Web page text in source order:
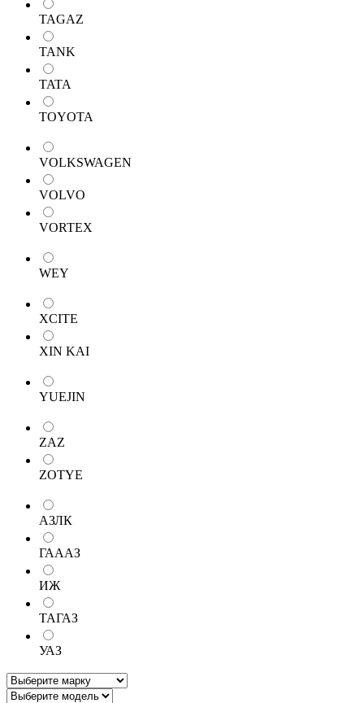
TAGAZ
TANK
TATA
TOYOTA
VOLKSWAGEN
VOLVO
VORTEX
WEY
XCITE
XIN KAI
YUEJIN
ZAZ
ZOTYE
АЗЛК
ГАААЗ
ИЖ
ТАГАЗ
УАЗ